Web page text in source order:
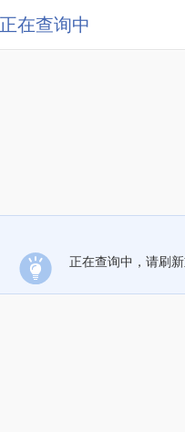
正在查询中
正在查询中，请刷